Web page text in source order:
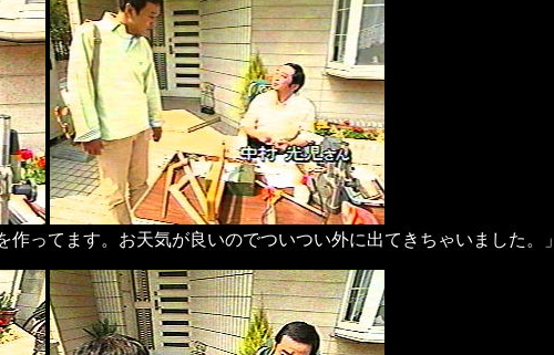
作ってます。お天気が良いのでついつい外に出てきちゃいました。」